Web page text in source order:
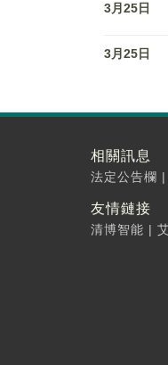
3月25日
3月25日
相關訊息
法定公告欄 |
友情鏈接
清博智能 |